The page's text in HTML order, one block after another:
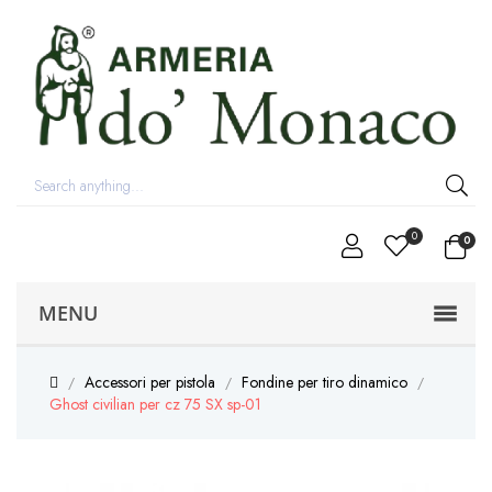
0 0
MENU
Accessori per pistola
Fondine per tiro dinamico
Ghost civilian per cz 75 SX sp-01